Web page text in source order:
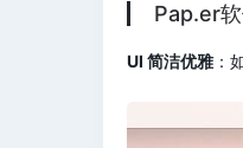
Pap.er
UI 简洁优雅：